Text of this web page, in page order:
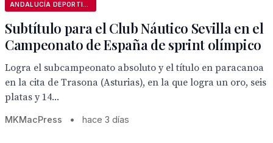
Subtítulo para el Club Náutico Sevilla en el
Campeonato de España de sprint olímpico
Logra el subcampeonato absoluto y el título en paracanoa
en la cita de Trasona (Asturias), en la que logra un oro, seis
platas y 14...
MKMacPress • hace 3 días